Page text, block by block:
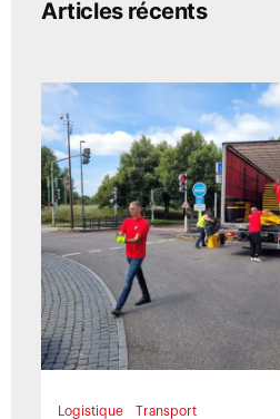
Articles récents
Logistique Transport